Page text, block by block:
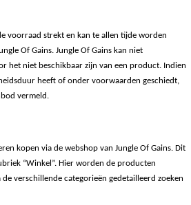
voorraad strekt en kan te allen tijde worden
Of Gains. Jungle Of Gains kan niet
het niet beschikbaar zijn van een product. Indien
heeft of onder voorwaarden geschiedt,
vermeld.
kopen via de webshop van Jungle Of Gains. Dit
“Winkel”. Hier worden de producten
de verschillende categorieën gedetailleerd zoeken